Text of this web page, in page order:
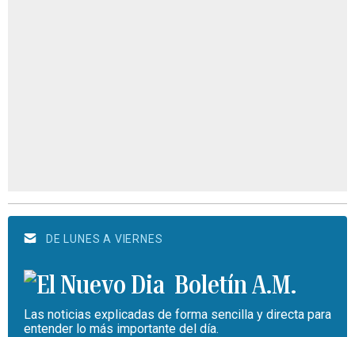
DE LUNES A VIERNES
Boletín A.M.
Las noticias explicadas de forma sencilla y directa para
entender lo más importante del día.